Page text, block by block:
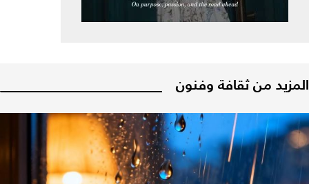
المزيد من ثقافة وفنون